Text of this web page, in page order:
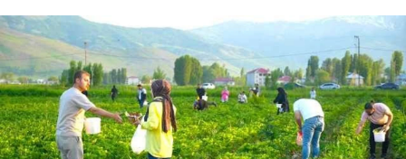
Asayiş
Magazin
Gayrimenkul
Spor